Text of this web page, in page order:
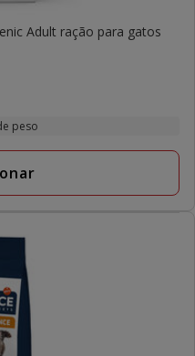
Adult ração para gatos
peso